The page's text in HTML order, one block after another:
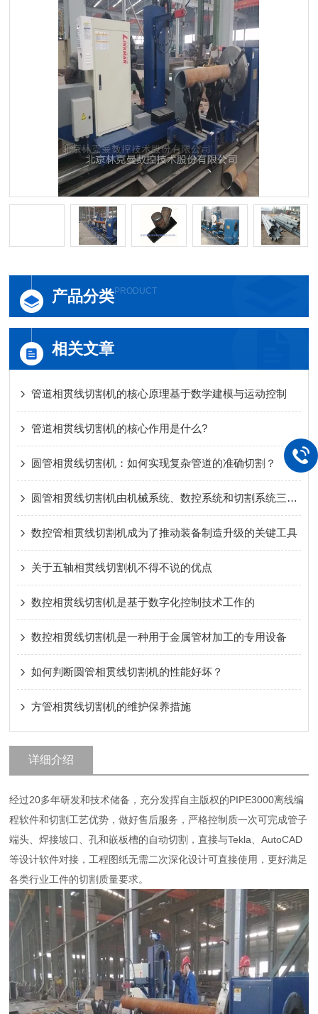
产品分类PRODUCT
相关文章
管道相贯线切割机的核心原理基于数学建模与运动控制
管道相贯线切割机的核心作用是什么?
圆管相贯线切割机：如何实现复杂管道的准确切割？
圆管相贯线切割机由机械系统、数控系统和切割系统三部分组成
数控管相贯线切割机成为了推动装备制造升级的关键工具
关于五轴相贯线切割机不得不说的优点
数控相贯线切割机是基于数字化控制技术工作的
数控相贯线切割机是一种用于金属管材加工的专用设备
如何判断圆管相贯线切割机的性能好坏？
方管相贯线切割机的维护保养措施
详细介绍
经过20多年研发和技术储备，充分发挥自主版权的PIPE3000离线编
程软件和切割工艺优势，做好售后服务，严格控制质一次可完成管子
端头、焊接坡口、孔和嵌板槽的自动切割，直接与Tekla、AutoCAD
等设计软件对接，工程图纸无需二次深化设计可直接使用，更好满足
各类行业工件的切割质量要求。